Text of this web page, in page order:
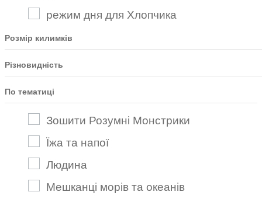
режим дня для Хлопчика
Розмір килимків
Різновидність
По тематиці
Зошити Розумні Монстрики
Їжа та напої
Людина
Мешканці морів та океанів